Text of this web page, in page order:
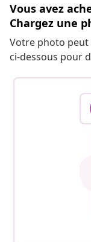
Vous avez
Chargez une
Votre photo peut
ci-dessous pour